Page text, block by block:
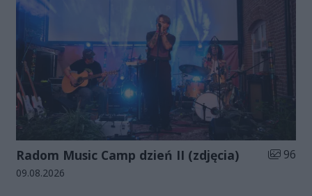
Radom Music Camp dzień II (zdjęcia) Liczba
96
Data dodania galerii:
09.08.2026